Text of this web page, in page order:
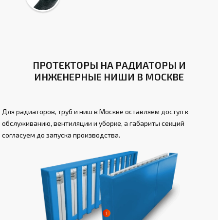
ПРОТЕКТОРЫ НА РАДИАТОРЫ И
ИНЖЕНЕРНЫЕ НИШИ В МОСКВЕ
Для радиаторов, труб и ниш в Москве оставляем доступ к
обслуживанию, вентиляции и уборке, а габариты секций
согласуем до запуска производства.